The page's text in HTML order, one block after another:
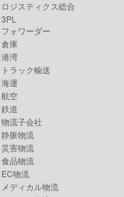
ロジスティクス総合
3PL
フォワーダー
倉庫
港湾
トラック輸送
海運
航空
鉄道
物流子会社
静脈物流
災害物流
食品物流
EC物流
メディカル物流